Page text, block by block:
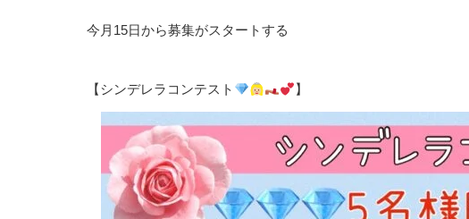
今月15日から募集がスタートする
【シンデレラコンテスト 】